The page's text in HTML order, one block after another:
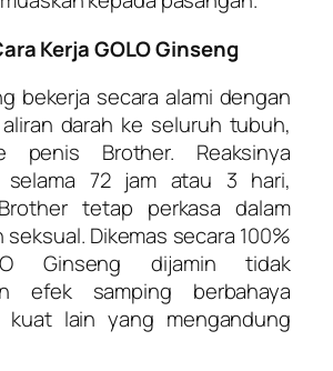
Kerja GOLO Ginseng
bekerja secara alami dengan
darah ke seluruh tubuh,
penis Brother. Reaksinya
selama 72 jam atau 3 hari,
tetap perkasa dalam
Dikemas secara 100%
Ginseng dijamin tidak
efek samping berbahaya
lain yang mengandung